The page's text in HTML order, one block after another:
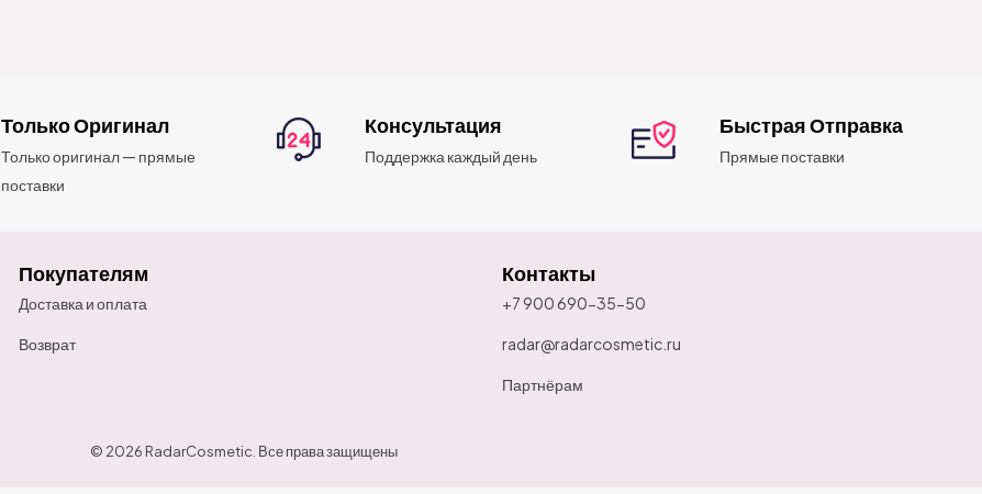
Только Оригинал
Только оригинал — прямые
поставки
Консультация
Поддержка каждый день
Быстрая Отправка
Прямые поставки
Покупателям
Доставка и оплата
Возврат
Контакты
+7 900 690-35-50
radar@radarcosmetic.ru
Партнёрам
© 2026 RadarCosmetic. Все права защищены